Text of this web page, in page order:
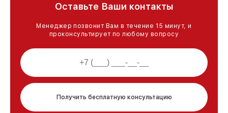
Оставьте Ваши контакты
Менеджер позвонит Вам в течение 15 минут, и
проконсультирует по любому вопросу
Получить бесплатную консультацию